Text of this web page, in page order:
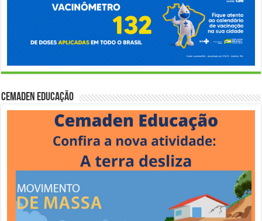
Cemaden Educação